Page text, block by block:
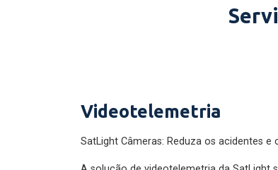
Videotelemetria
SatLight Câmeras: Reduza os acidentes
A solução de videotelemetria da